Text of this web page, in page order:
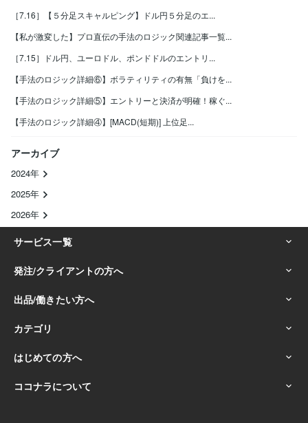
［7.16］【５分足スキャルピング】ドル円５分足のエ...
【私が激変した】プロ直伝の手法のロジック関連記事一覧...
［7.15］ドル円、ユーロドル、ポンドドルのエントリ...
【手法のロジック詳細⑥】ボラティリティの有無「負けを...
【手法のロジック詳細⑤】エントリーと決済が明確！稼ぐ...
【手法のロジック詳細④】[MACD(短期)] 上位足...
アーカイブ
2024年
2025年
2026年